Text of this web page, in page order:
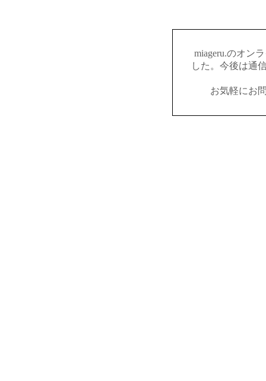
miageru.のオン
した。今後は通
お気軽にお